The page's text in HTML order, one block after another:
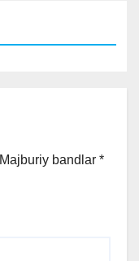
Majburiy bandlar *